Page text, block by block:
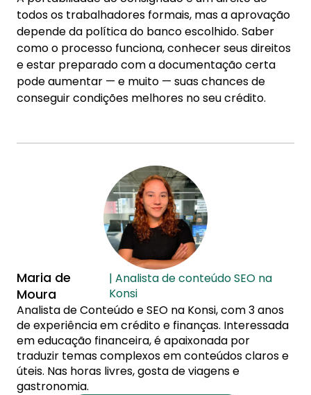
todos os trabalhadores formais, mas a aprovação
depende da política do banco escolhido. Saber
como o processo funciona, conhecer seus direitos
e estar preparado com a documentação certa
pode aumentar — e muito — suas chances de
conseguir condições melhores no seu crédito.
Maria de
Moura
| Analista de conteúdo SEO na
Konsi
Analista de Conteúdo e SEO na Konsi, com 3 anos
de experiência em crédito e finanças. Interessada
em educação financeira, é apaixonada por
traduzir temas complexos em conteúdos claros e
úteis. Nas horas livres, gosta de viagens e
gastronomia.